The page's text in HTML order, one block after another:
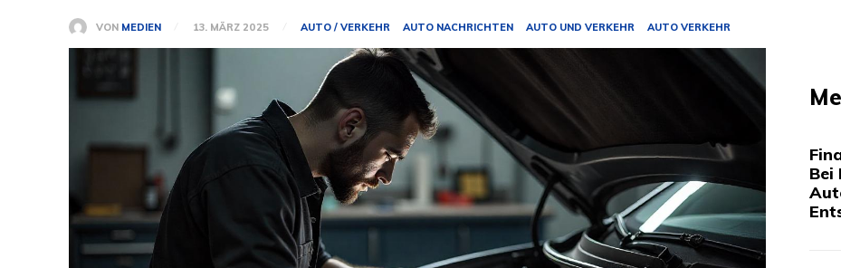
VON MEDIEN 13. MÄRZ 2025 AUTO / VERKEHR AUTO NACHRICHTEN AUTO UND VERKEHR AUTO VERKEHR
Bei